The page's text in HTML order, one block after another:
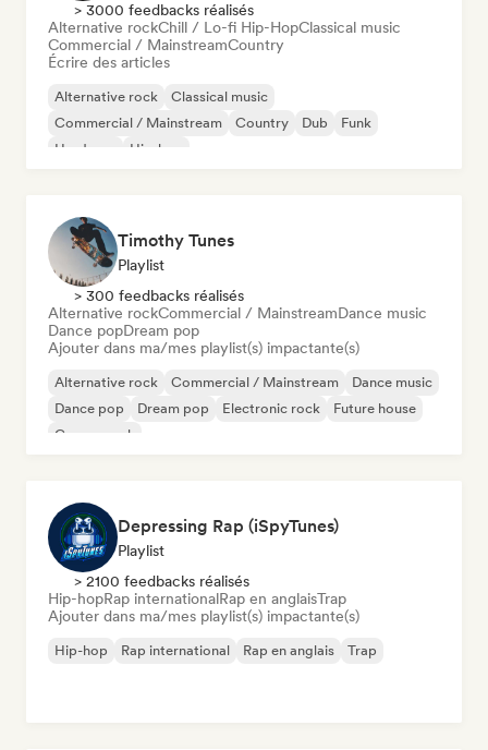
> 3000 feedbacks réalisés
Alternative rockChill / Lo-fi Hip-HopClassical music
Commercial / MainstreamCountry
Écrire des articles
Alternative rock
Classical music
Commercial / Mainstream
Country Dub
Funk
Hardcore
Hip-hop
Timothy Tunes
Playlist
> 300 feedbacks réalisés
Alternative rockCommercial / MainstreamDance music
Dance popDream pop
Ajouter dans ma/mes playlist(s) impactante(s)
Alternative rock Commercial / Mainstream
Dance music
Dance pop
Dream pop Electronic rock
Future house
Garage rock
Depressing Rap (iSpyTunes)
Playlist
> 2100 feedbacks réalisés
Hip-hopRap internationalRap en anglaisTrap
Ajouter dans ma/mes playlist(s) impactante(s)
Hip-hop Rap international Rap en anglais Trap